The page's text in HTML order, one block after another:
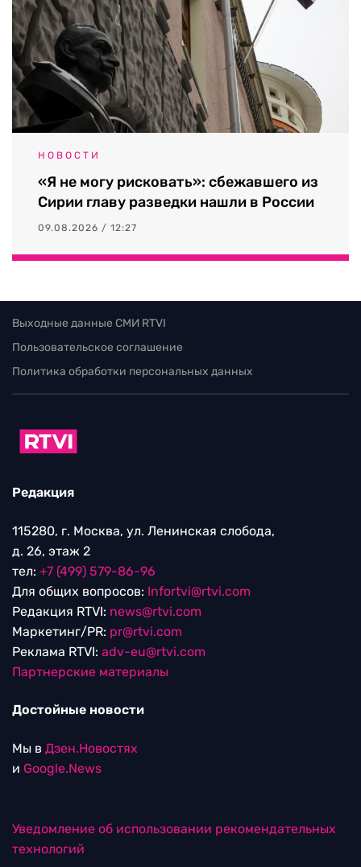
НОВОСТИ
«Я не могу рисковать»: сбежавшего из
Сирии главу разведки нашли в России
09.08.2026 / 12:27
Выходные данные СМИ RTVI
Пользовательское соглашение
Политика обработки персональных данных
Редакция
115280, г. Москва, ул. Ленинская слобода,
д. 26, этаж 2
тел: +7 (499) 579-86-96
Для общих вопросов: Infortvi@rtvi.com
Редакция RTVI: news@rtvi.com
Маркетинг/PR: pr@rtvi.com
Реклама RTVI: adv-eu@rtvi.com
Партнерские материалы
Достойные новости
Мы в Дзен.Новостях
и Google.News
Уведомление об использовании рекомендательных
технологий